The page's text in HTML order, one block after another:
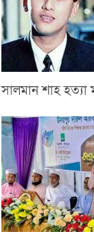
সালমান শাহ হত্যা